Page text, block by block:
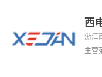
西
浙江
主营